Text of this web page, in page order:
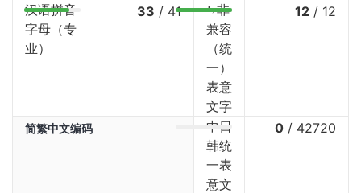
汉语拼音
字母（专
业）
33 / 41
⤷非
兼容
（统
一）
表意
文字
12 / 12
简繁中文编码
中日
韩统
一表
意文
0 / 42720